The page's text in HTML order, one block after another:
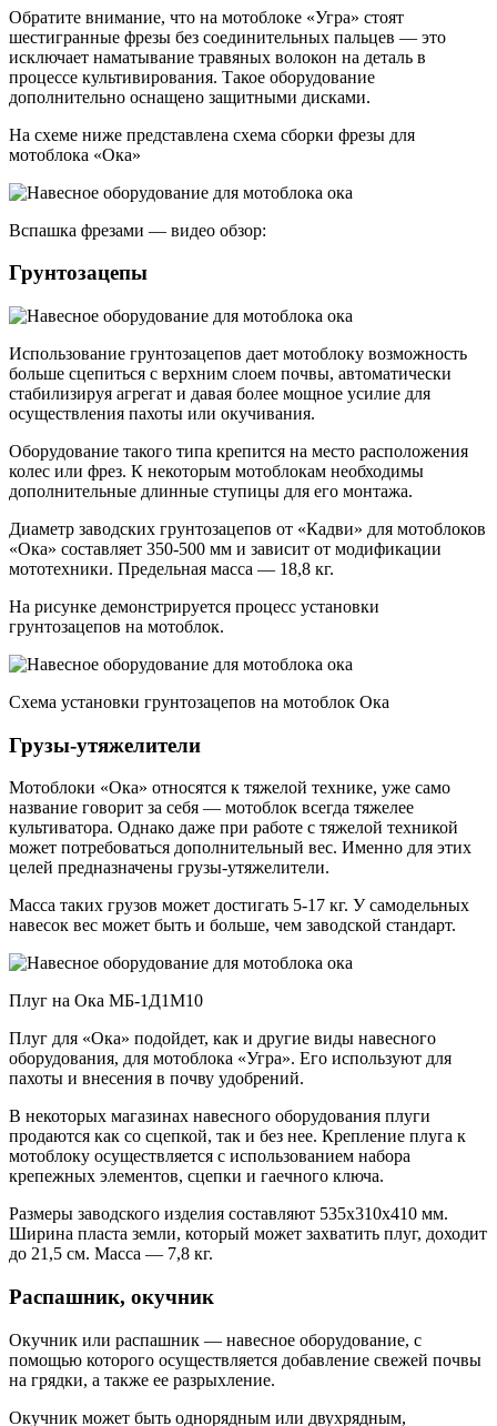
Обратите внимание, что на мотоблоке «Угра» стоят
шестигранные фрезы без соединительных пальцев — это
исключает наматывание травяных волокон на деталь в
процессе культивирования. Такое оборудование
дополнительно оснащено защитными дисками.
На схеме ниже представлена схема сборки фрезы для
мотоблока «Ока»
Вспашка фрезами — видео обзор:
Грунтозацепы
Использование грунтозацепов дает мотоблоку возможность
больше сцепиться с верхним слоем почвы, автоматически
стабилизируя агрегат и давая более мощное усилие для
осуществления пахоты или окучивания.
Оборудование такого типа крепится на место расположения
колес или фрез. К некоторым мотоблокам необходимы
дополнительные длинные ступицы для его монтажа.
Диаметр заводских грунтозацепов от «Кадви» для мотоблоков
«Ока» составляет 350-500 мм и зависит от модификации
мототехники. Предельная масса — 18,8 кг.
На рисунке демонстрируется процесс установки
грунтозацепов на мотоблок.
Cхема установки грунтозацепов на мотоблок Ока
Грузы-утяжелители
Мотоблоки «Ока» относятся к тяжелой технике, уже само
название говорит за себя — мотоблок всегда тяжелее
культиватора. Однако даже при работе с тяжелой техникой
может потребоваться дополнительный вес. Именно для этих
целей предназначены грузы-утяжелители.
Масса таких грузов может достигать 5-17 кг. У самодельных
навесок вес может быть и больше, чем заводской стандарт.
Плуг на Ока МБ-1Д1М10
Плуг для «Ока» подойдет, как и другие виды навесного
оборудования, для мотоблока «Угра». Его используют для
пахоты и внесения в почву удобрений.
В некоторых магазинах навесного оборудования плуги
продаются как со сцепкой, так и без нее. Крепление плуга к
мотоблоку осуществляется с использованием набора
крепежных элементов, сцепки и гаечного ключа.
Размеры заводского изделия составляют 535х310х410 мм.
Ширина пласта земли, который может захватить плуг, доходит
до 21,5 см. Масса — 7,8 кг.
Распашник, окучник
Окучник или распашник — навесное оборудование, с
помощью которого осуществляется добавление свежей почвы
на грядки, а также ее разрыхление.
Окучник может быть однорядным или двухрядным,